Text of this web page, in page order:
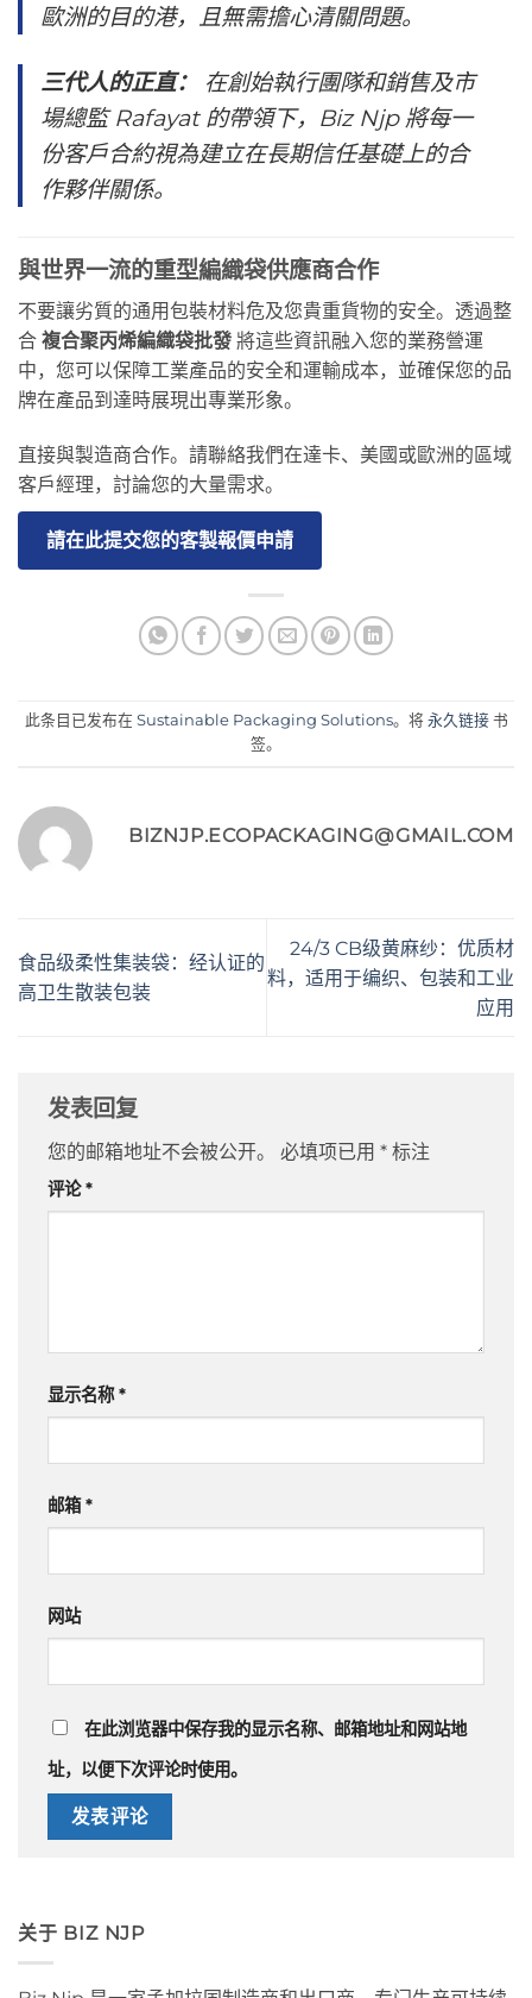
歐洲的目的港，且無需擔心清關問題。
三代人的正直：
在創始執行團隊和銷售及市
場總監 Rafayat 的帶領下，Biz Njp 將每一
份客戶合約視為建立在長期信任基礎上的合
作夥伴關係。
與世界一流的重型編織袋供應商合作
不要讓劣質的通用包裝材料危及您貴重貨物的安全。透過整
合 複合聚丙烯編織袋批發 將這些資訊融入您的業務營運
中，您可以保障工業產品的安全和運輸成本，並確保您的品
牌在產品到達時展現出專業形象。
直接與製造商合作。請聯絡我們在達卡、美國或歐洲的區域
客戶經理，討論您的大量需求。
請在此提交您的客製報價申請
此条目已发布在 Sustainable Packaging Solutions。将 永久链接书
签。
BIZNJP.ECOPACKAGING@GMAIL.COM
食品级柔性集装袋：经认证的
高卫生散装包装
24/3 CB级黄麻纱：优质材
料，适用于编织、包装和工业
应用
发表回复
您的邮箱地址不会被公开。 必填项已用 * 标注
评论*
显示名称*
邮箱*
网站
在此浏览器中保存我的显示名称、邮箱地址和网站地
址，以便下次评论时使用。
关于 BIZ NJP